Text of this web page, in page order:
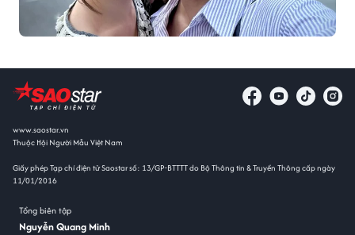
www.saostar.vn
Thuộc Hội Người Mẫu Việt Nam
Giấy phép Tạp chí điện tử Saostar số: 13/GP-BTTTT do Bộ Thông tin & Truyền Thông cấp ngày
11/01/2016
Tổng biên tập
Nguyễn Quang Minh